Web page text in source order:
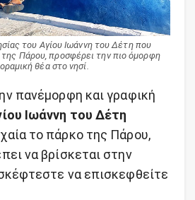
του Αγίου Ιωάννη του Δέτη που
της Πάρου, προσφέρει την πιο όμορφη
θέα στο νησί.
πανέμορφη και γραφική
Ιωάννη του Δέτη
το πάρκο της Πάρου,
να βρίσκεται στην
να επισκεφθείτε